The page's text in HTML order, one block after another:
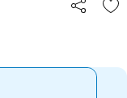
Partager